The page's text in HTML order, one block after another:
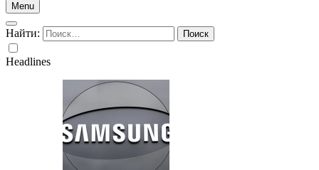
Menu
Найти:
Headlines